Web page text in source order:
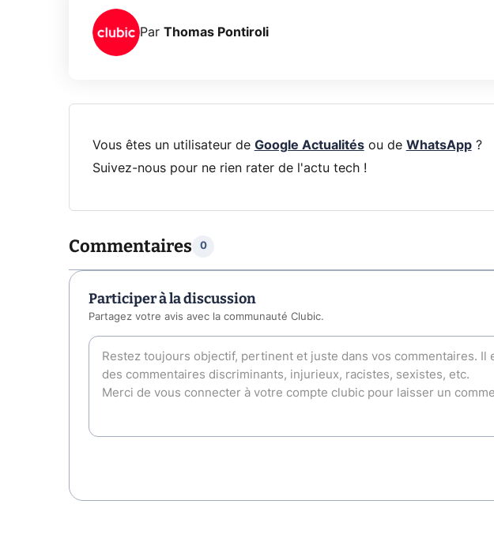
Par Thomas Pontiroli
Vous êtes un utilisateur de Google Actualitésou de WhatsApp?
Suivez-nous pour ne rien rater de l'actu tech !
Commentaires 0
Participer à la discussion
Partagez votre avis avec la communauté Clubic.